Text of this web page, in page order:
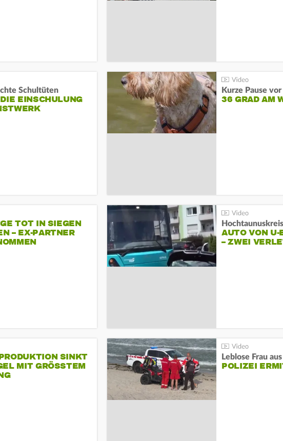
Schultüten
EINSCHULUNG
Kurze Pause
36 GRAD AM
TOT IN SIEGEN
– EX-PARTNER
AUTO VON U-
– ZWEI
SINKT
MIT GRÖSSTEM R
Leblose Frau
POLIZEI